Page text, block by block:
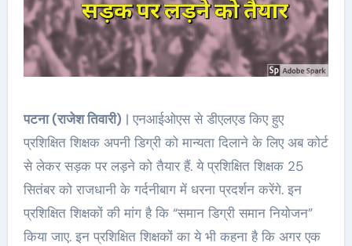
पटना (राजेश तिवारी) | एनआईओएस से डीएलएड किए हुए
प्रशिक्षित शिक्षक अपनी डिग्री को मान्यता दिलाने के लिए अब कोर्ट
से लेकर सड़क पर लड़ने को तैयार हैं. ये प्रशिक्षित शिक्षक 25
सितंबर को राजधानी के गर्दनीबाग में धरना प्रदर्शन करेंगे. इन
प्रशिक्षित शिक्षकों की मांग है कि “समान डिग्री समान नियोजन”
किया जाए. इन प्रशिक्षित शिक्षकों का ये भी कहना है कि अगर एक